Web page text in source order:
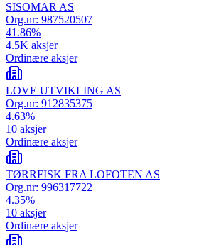
SISOMAR AS
Org.nr: 987520507
41.86%
4.5K aksjer
Ordinære aksjer
LOVE UTVIKLING AS
Org.nr: 912835375
4.63%
10 aksjer
Ordinære aksjer
TØRRFISK FRA LOFOTEN AS
Org.nr: 996317722
4.35%
10 aksjer
Ordinære aksjer